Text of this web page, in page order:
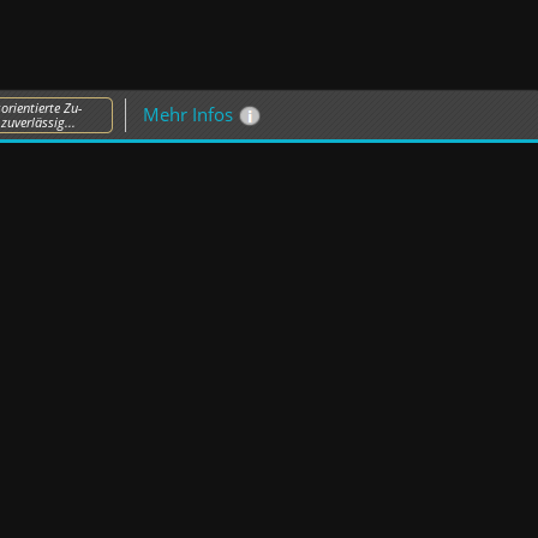
Zu-
Mehr Infos